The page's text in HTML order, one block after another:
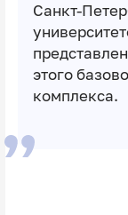
Санкт-
этого
комплекса.